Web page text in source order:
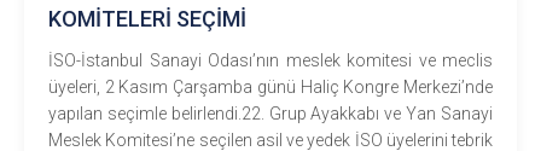
KOMİTELERİ SEÇİMİ
İSO-İstanbul Sanayi Odası’nın meslek komitesi ve meclis
üyeleri, 2 Kasım Çarşamba günü Haliç Kongre Merkezi’nde
yapılan seçimle belirlendi.22. Grup Ayakkabı ve Yan Sanayi
Meslek Komitesi’ne seçilen asil ve yedek İSO üyelerini tebrik